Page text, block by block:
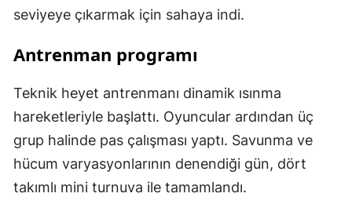
seviyeye çıkarmak için sahaya indi.
Antrenman programı
Teknik heyet antrenmanı dinamik ısınma
hareketleriyle başlattı. Oyuncular ardından üç
grup halinde pas çalışması yaptı. Savunma ve
hücum varyasyonlarının denendiği gün, dört
takımlı mini turnuva ile tamamlandı.